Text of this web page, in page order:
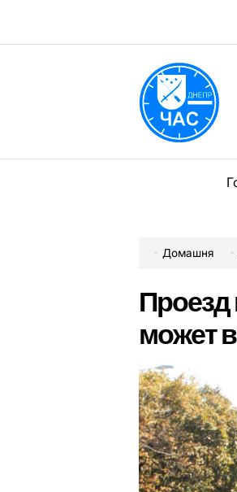
вмісту
Домашня
Проезд
может